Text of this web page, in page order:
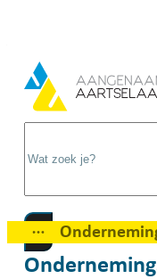
Naar inhoud
Aartselaar
Toon alle